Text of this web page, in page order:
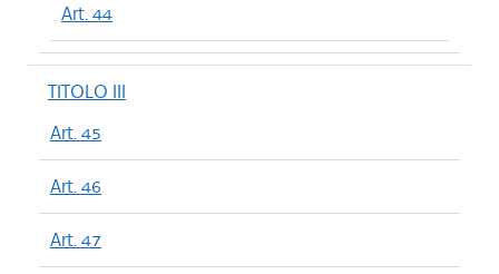
Art. 44
TITOLO III
Art. 45
Art. 46
Art. 47